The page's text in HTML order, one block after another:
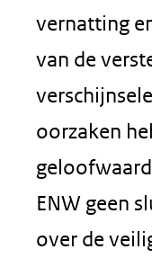
vernatting
van de
oorzaken
ENW geen
over de